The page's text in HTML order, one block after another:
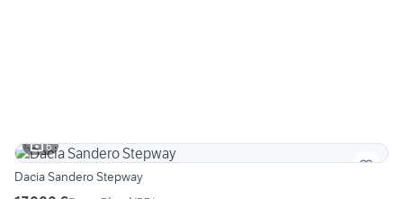
6
Dacia Sandero Stepway